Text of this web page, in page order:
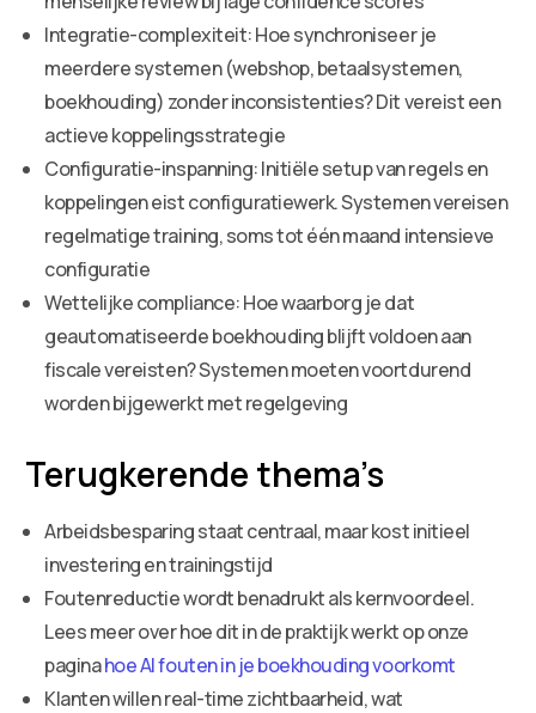
Integratie-complexiteit: Hoe synchroniseer je
meerdere systemen (webshop, betaalsystemen,
boekhouding) zonder inconsistenties? Dit vereist een
actieve koppelingsstrategie
Configuratie-inspanning: Initiële setup van regels en
koppelingen eist configuratiewerk. Systemen vereisen
regelmatige training, soms tot één maand intensieve
configuratie
Wettelijke compliance: Hoe waarborg je dat
geautomatiseerde boekhouding blijft voldoen aan
fiscale vereisten? Systemen moeten voortdurend
worden bijgewerkt met regelgeving
Terugkerende thema’s
Arbeidsbesparing staat centraal, maar kost initieel
investering en trainingstijd
Foutenreductie wordt benadrukt als kernvoordeel.
Lees meer over hoe dit in de praktijk werkt op onze
paginahoe AI fouten in je boekhouding voorkomt
Klanten willen real-time zichtbaarheid, wat